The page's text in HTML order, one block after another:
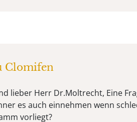
Clomifen
lieber Herr Dr.Moltrecht, Eine
es auch einnehmen wenn
vorliegt?